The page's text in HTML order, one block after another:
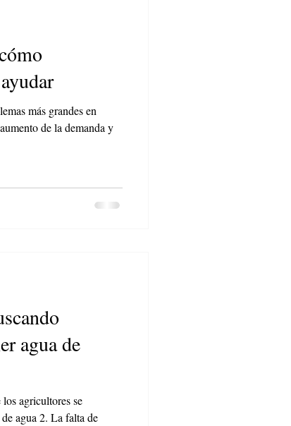
más grandes en
de la demanda y
agua de
agricultores se
agua 2. La falta de